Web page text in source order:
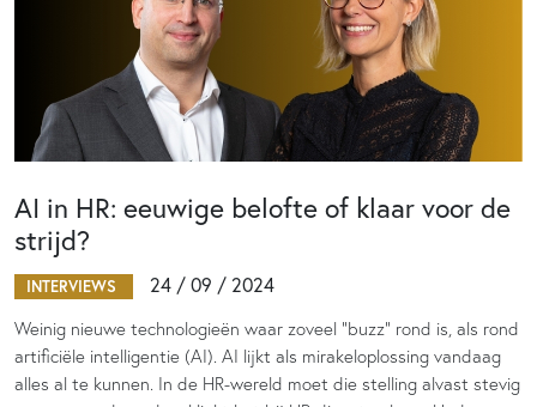
AI in HR: eeuwige belofte of klaar voor de
strijd?
INTERVIEWS 24 / 09 / 2024
Weinig nieuwe technologieën waar zoveel “buzz” rond is, als rond
artificiële intelligentie (AI). AI lijkt als mirakeloplossing vandaag
alles al te kunnen. In de HR-wereld moet die stelling alvast stevig